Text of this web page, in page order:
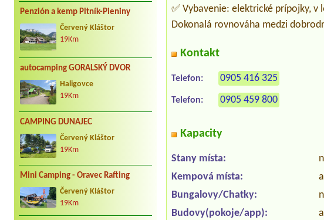
Penzión a kemp Pltník-Pieniny
Červený Kláštor
19Km
autocamping GORALSKÝ DVOR
Haligovce
19Km
CAMPING DUNAJEC
Červený Kláštor
19Km
Mini Camping - Oravec Rafting
Červený Kláštor
19Km
✅ Vybavenie: elektrické prípojky, v
Dokonalá rovnováha medzi
Kontakt
Telefon: 0905 416 325
Telefon: 0905 459 800
Kapacity
Stany místa:
Kempová místa:
Bungalovy/Chatky:
Budovy(pokoje/app):